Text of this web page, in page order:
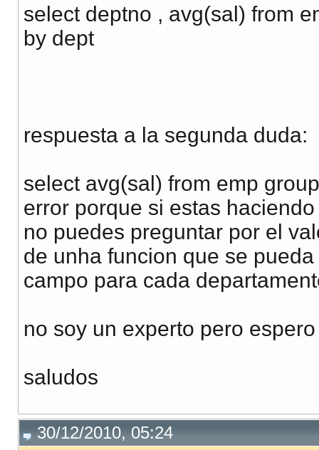
select deptno , avg(sal) from
by dept
respuesta a la segunda duda:
select avg(sal) from emp
error porque si estas
no puedes preguntar por el
de unha funcion que se
campo para cada
no soy un experto pero
saludos
30/12/2010, 05:24